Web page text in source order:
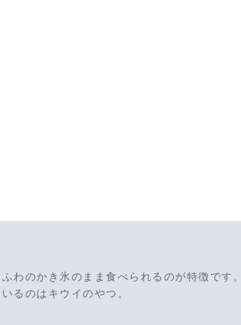
わのかき氷のまま食べられるのが特徴です
るのはキウイのやつ。